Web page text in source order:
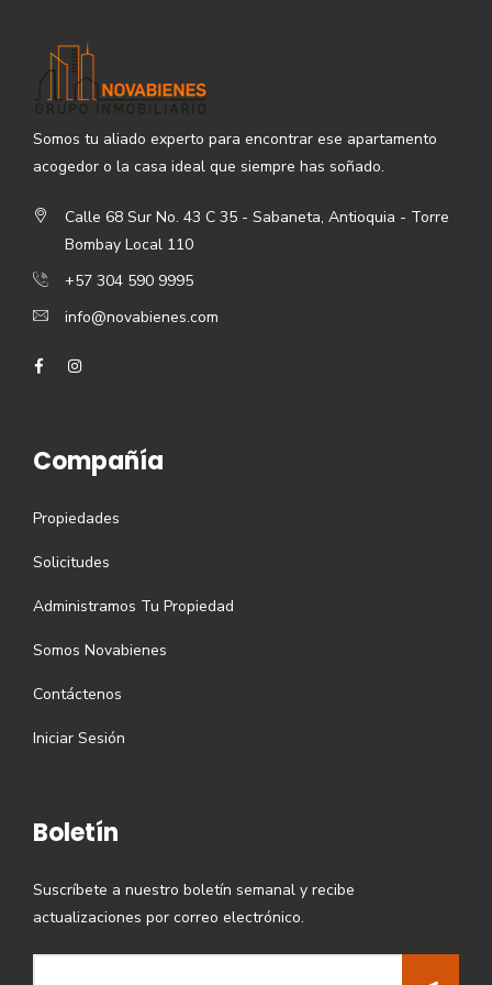
Somos tu aliado experto para encontrar ese apartamento
acogedor o la casa ideal que siempre has soñado.
Calle 68 Sur No. 43 C 35 - Sabaneta, Antioquia - Torre
Bombay Local 110
+57 304 590 9995
info@novabienes.com
Compañía
Propiedades
Solicitudes
Administramos Tu Propiedad
Somos Novabienes
Contáctenos
Iniciar Sesión
Boletín
Suscríbete a nuestro boletín semanal y recibe
actualizaciones por correo electrónico.